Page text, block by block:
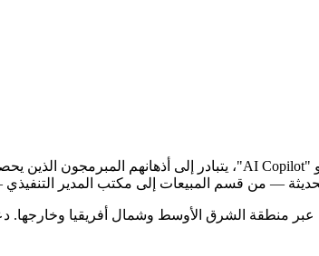
— من قسم المبيعات إلى مكتب المدير
منطقة الشرق الأوسط وشمال أفريقيا وخارجها.